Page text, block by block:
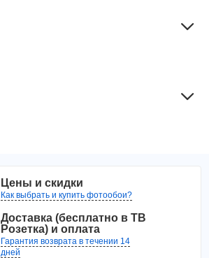
Цены и скидки
Как выбрать и купить фотообои?
Доставка (бесплатно в ТВ
Розетка) и оплата
Гарантия возврата в течении 14
дней